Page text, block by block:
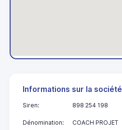
Informations sur la société
Siren: 898 254 198
Dénomination: COACH PROJET